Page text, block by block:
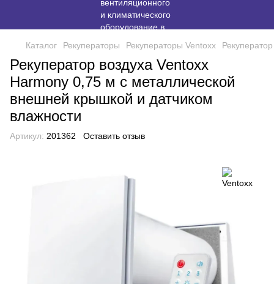
Каталог Рекуператоры Рекуператоры Ventoxx
Рекуператор воздуха Ventoxx
Harmony 0,75 м с металлической
внешней крышкой и датчиком
влажности
Артикул: 201362 Оставить отзыв